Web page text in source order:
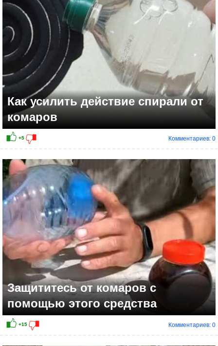
Как усилить действие спирали от
комаров
Комментариев: 0
Защититесь от комаров с
помощью этого средства
Комментариев: 0